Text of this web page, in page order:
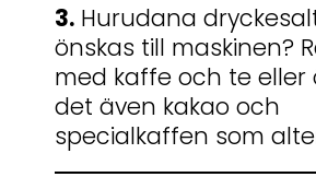
3. Hurudana
önskas till maskinen?
med kaffe och te eller
det även kakao och
specialkaffen som